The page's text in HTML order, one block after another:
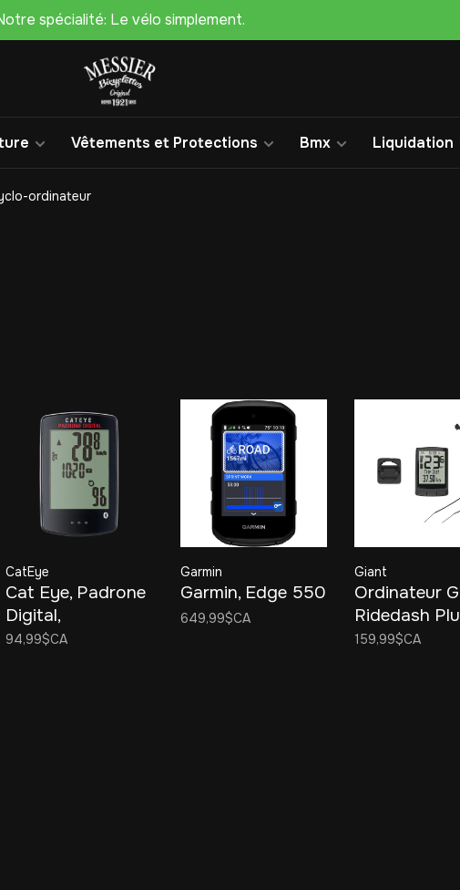
spécialité: Le vélo simplement.
Vêtements et Protections Bmx Liquidation
ordinateur
CatEye
Cat Eye, Padrone
Digital,
Cyclomêtre, GPS:
94,99$CA
Garmin
Garmin, Edge 550
649,99$CA
Giant
Ordinateur
Ridedash
159,99$CA